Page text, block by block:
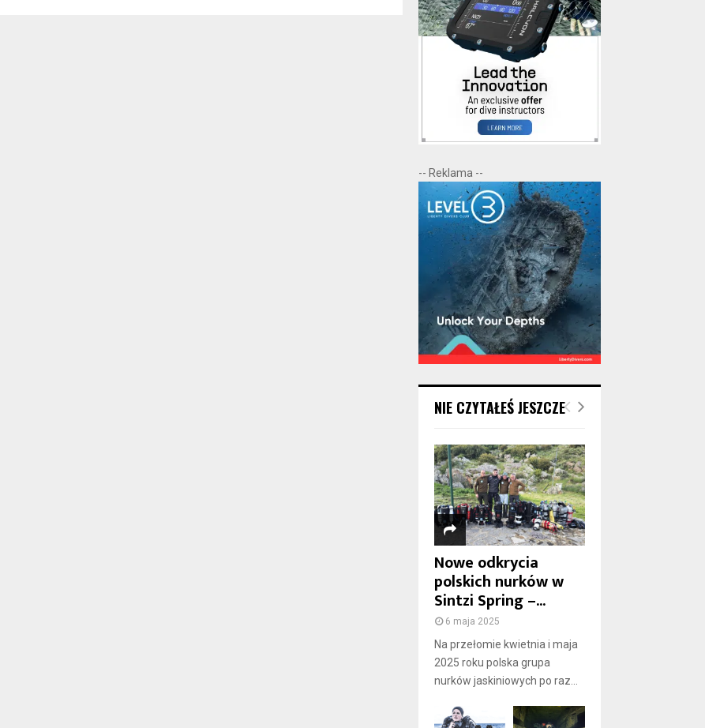
-- Reklama --
NIE CZYTAŁEŚ JESZCZE
Nowe odkrycia
polskich nurków w
Sintzi Spring –...
6 maja 2025
Na przełomie kwietnia i maja
2025 roku polska grupa
nurków jaskiniowych po raz...